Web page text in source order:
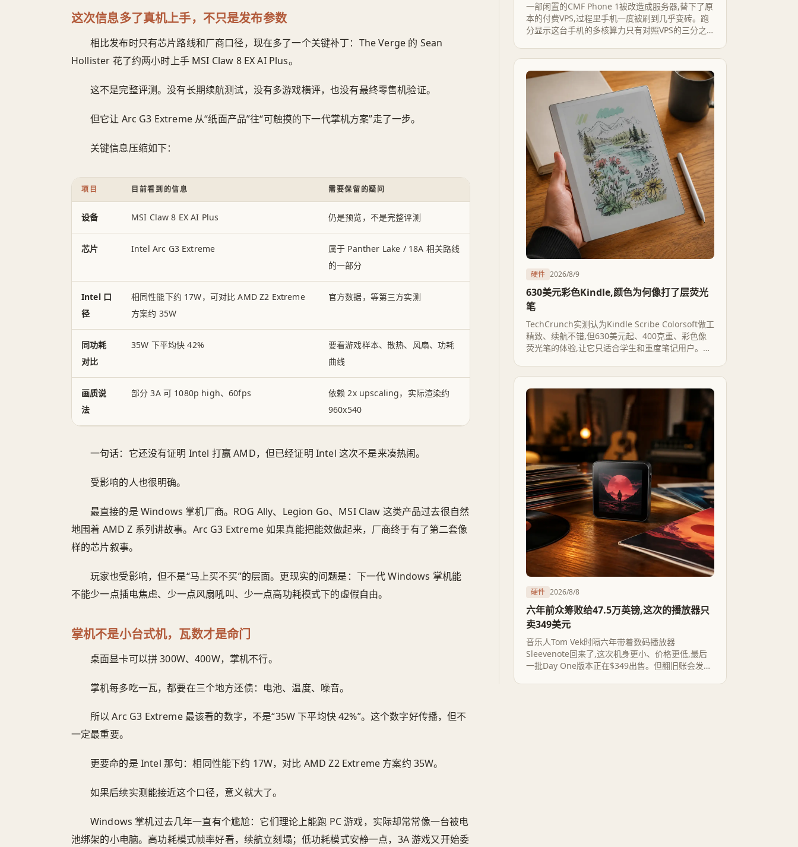
这次信息多了真机上手，不只是发布参数
相比发布时只有芯片路线和厂商口径，现在多了一个关键补丁：The Verge 的 Sean
Hollister 花了约两小时上手 MSI Claw 8 EX AI Plus。
这不是完整评测。没有长期续航测试，没有多游戏横评，也没有最终零售机验证。
但它让 Arc G3 Extreme 从“纸面产品”往“可触摸的下一代掌机方案”走了一步。
关键信息压缩如下：
项目 目前看到的信息 需要保留的疑问
设备 MSI Claw 8 EX AI Plus 仍是预览，不是完整评测
芯片 Intel Arc G3 Extreme
属于 Panther Lake / 18A 相关路线
的一部分
Intel 口
径
相同性能下约 17W，可对比 AMD Z2 Extreme
方案约 35W
官方数据，等第三方实测
同功耗
对比
35W 下平均快 42%
要看游戏样本、散热、风扇、功耗
曲线
画质说
法
部分 3A 可 1080p high、60fps
依赖 2x upscaling，实际渲染约
960x540
一句话：它还没有证明 Intel 打赢 AMD，但已经证明 Intel 这次不是来凑热闹。
受影响的人也很明确。
最直接的是 Windows 掌机厂商。ROG Ally、Legion Go、MSI Claw 这类产品过去很自然
地围着 AMD Z 系列讲故事。Arc G3 Extreme 如果真能把能效做起来，厂商终于有了第二套像
样的芯片叙事。
玩家也受影响，但不是“马上买不买”的层面。更现实的问题是：下一代 Windows 掌机能
不能少一点插电焦虑、少一点风扇吼叫、少一点高功耗模式下的虚假自由。
掌机不是小台式机，瓦数才是命门
桌面显卡可以拼 300W、400W，掌机不行。
掌机每多吃一瓦，都要在三个地方还债：电池、温度、噪音。
所以 Arc G3 Extreme 最该看的数字，不是“35W 下平均快 42%”。这个数字好传播，但不
一定最重要。
更要命的是 Intel 那句：相同性能下约 17W，对比 AMD Z2 Extreme 方案约 35W。
如果后续实测能接近这个口径，意义就大了。
Windows 掌机过去几年一直有个尴尬：它们理论上能跑 PC 游戏，实际却常常像一台被电
池绑架的小电脑。高功耗模式帧率好看，续航立刻塌；低功耗模式安静一点，3A 游戏又开始委
一部闲置的CMF Phone 1被改造成服务器,替下了原
本的付费VPS,过程里手机一度被刷到几乎变砖。跑
分显示这台手机的多核算力只有对照VPS的三分之
——电费和原VPS月租——始终没有出现。
硬件 2026/8/9
630美元彩色Kindle,颜色为何像打了层荧光
笔
TechCrunch实测认为Kindle Scribe Colorsoft做工
精致、续航不错,但630美元起、400克重、彩色像
荧光笔的体验,让它只适合学生和重度笔记用户。真
硬件 2026/8/8
六年前众筹败给47.5万英镑,这次的播放器只
卖349美元
音乐人Tom Vek时隔六年带着数码播放器
Sleevenote回来了,这次机身更小、价格更低,最后
一批Day One版本正在$349出售。但翻旧账会发现,